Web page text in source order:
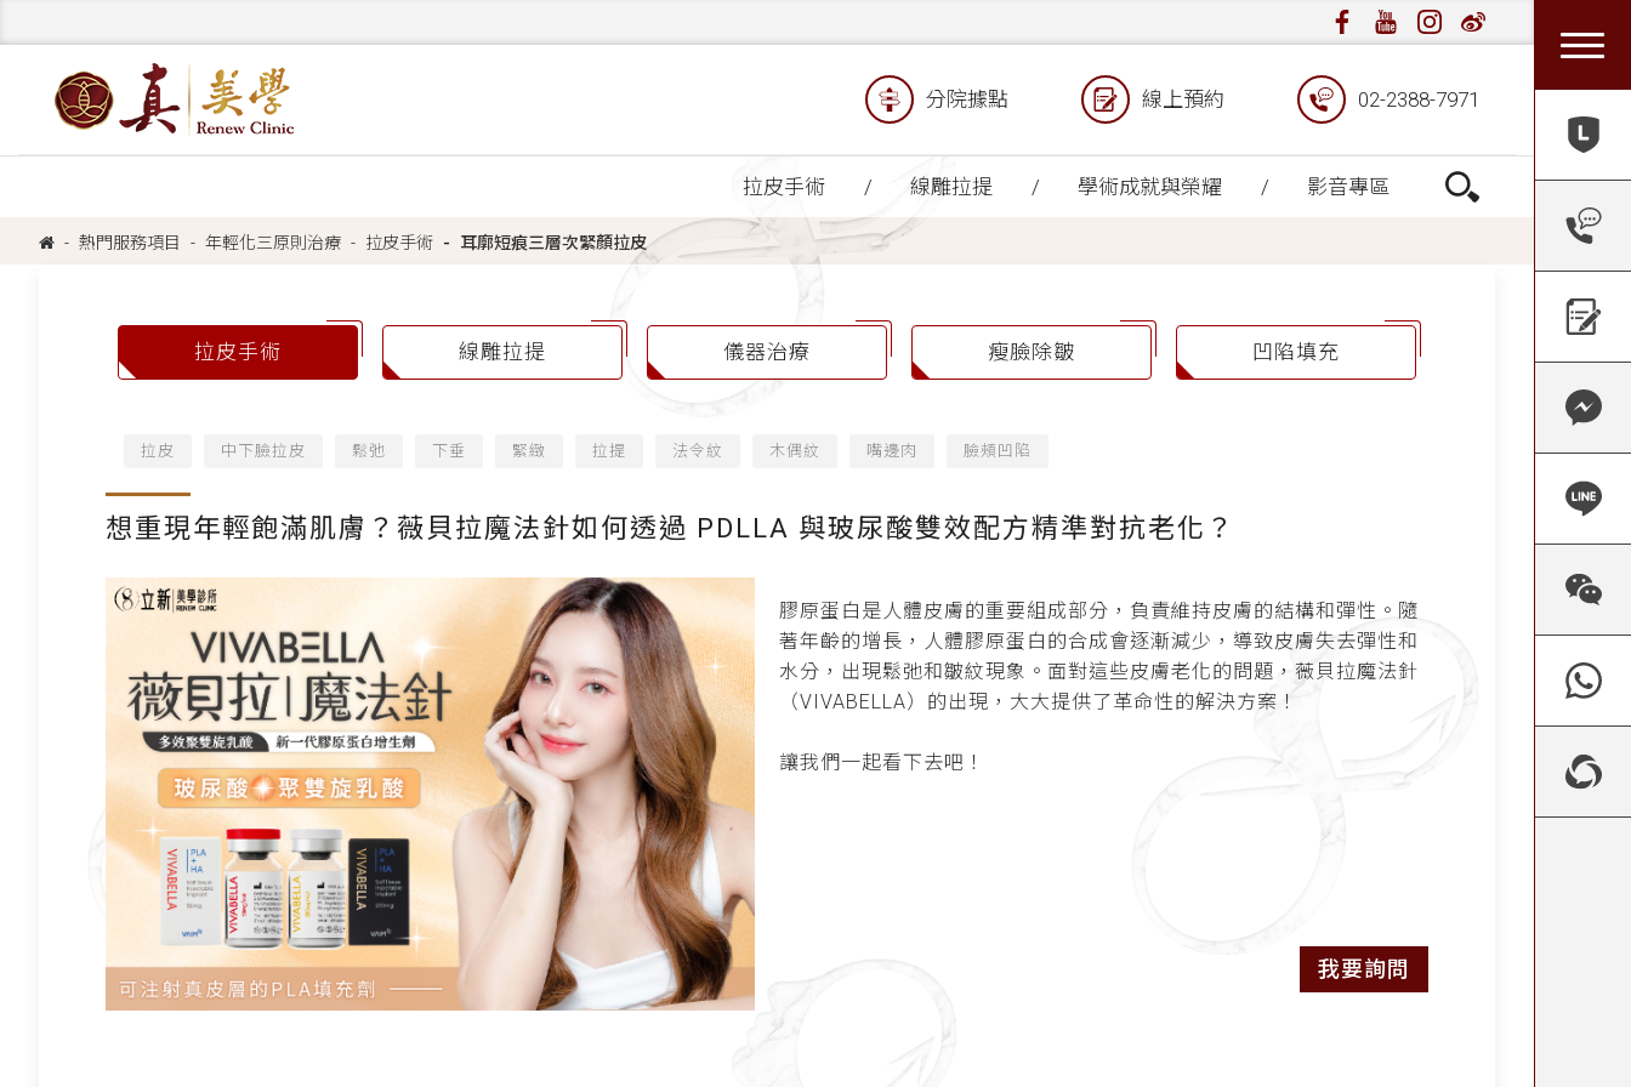
分院據點 線上預約 02-2388-7971
拉皮手術 線雕拉提 學術成就與榮耀 影音專區
熱門服務項目 年輕化三原則治療 拉皮手術 耳廓短痕三層次緊顏拉皮
拉皮手術 線雕拉提 儀器治療 瘦臉除皺 凹陷填充
拉皮 中下臉拉皮 鬆弛 下垂 緊緻 拉提 法令紋 木偶紋 嘴邊肉 臉頰凹陷
想重現年輕飽滿肌膚？薇貝拉魔法針如何透過 PDLLA 與玻尿酸雙效配方精準對抗老化？
膠原蛋白是人體皮膚的重要組成部分，負責維持皮膚的結構和彈性。隨
著年齡的增長，人體膠原蛋白的合成會逐漸減少，導致皮膚失去彈性和
水分，出現鬆弛和皺紋現象。面對這些皮膚老化的問題，薇貝拉魔法針
（VIVABELLA）的出現，大大提供了革命性的解決方案！
讓我們一起看下去吧！
我要詢問